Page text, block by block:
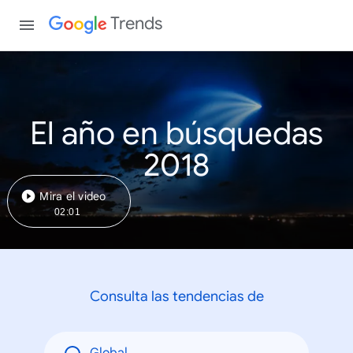
Trends
El año en búsquedas
2018
Mira el video
02:01
Consulta las tendencias de